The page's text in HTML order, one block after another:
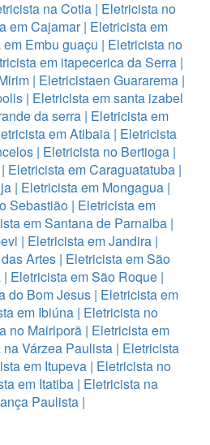
na Cotia| Eletricista no
em Cajamar| Eletricista em
Embu guaçu | Eletricista no
em itapecerica da Serra|
| Eletricistaen Guararema|
| Eletricista em santa izabel
da serra | Eletricista em
em Atibaia | Eletricista
| Eletricista no Bertioga|
| Eletricista em Caraguatatuba |
| Eletricista em Mongagua|
Sebastião| Eletricista em
em Santana de Parnaiba |
| Eletricista em Jandira |
Artes | Eletricista em São
| Eletricista em São Roque|
do Bom Jesus | Eletricista em
em Ibiúna | Eletricista no
no Mairiporã | Eletricista em
Várzea Paulista | Eletricista
em Itupeva| Eletricista no
em Itatiba| Eletricista na
Paulista|